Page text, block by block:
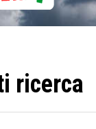
ricerca